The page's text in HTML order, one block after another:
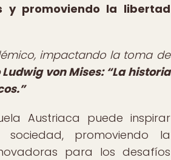
y promoviendo la libertad
impactando la toma de
Ludwig von Mises: La historia
Austriaca puede inspirar
promoviendo la
para los desafíos